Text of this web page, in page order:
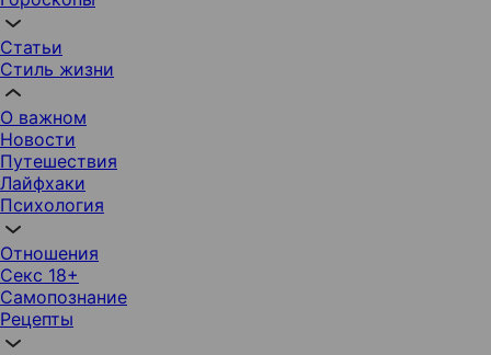
Статьи
Стиль жизни
О важном
Новости
Путешествия
Лайфхаки
Психология
Отношения
Секс 18+
Самопознание
Рецепты